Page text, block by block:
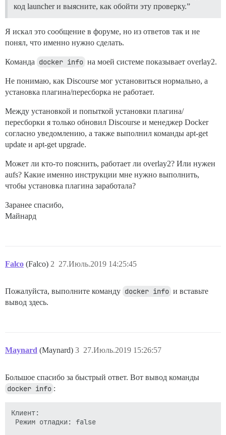
код launcher и выясните, как обойти эту проверку.”
Я искал это сообщение в форуме, но из ответов так и не
понял, что именно нужно сделать.
Команда docker info на моей системе показывает overlay2.
Не понимаю, как Discourse мог установиться нормально, а
установка плагина/пересборка не работает.
Между установкой и попыткой установки плагина/
пересборки я только обновил Discourse и менеджер Docker
согласно уведомлению, а также выполнил команды apt-get
update и apt-get upgrade.
Может ли кто-то пояснить, работает ли overlay2? Или нужен
aufs? Какие именно инструкции мне нужно выполнить,
чтобы установка плагина заработала?
Заранее спасибо,
Майнард
Falco (Falco) 27.Июль.2019 14:25:45
2
Пожалуйста, выполните команду docker info и вставьте
вывод здесь.
Maynard (Maynard) 27.Июль.2019 15:26:57
3
Большое спасибо за быстрый ответ. Вот вывод команды
docker info :
Клиент:
Режим отладки: false